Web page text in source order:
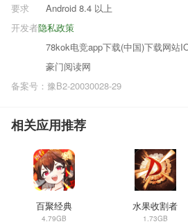
要求
Android 8.4 以上
隐私政策
开发者
78kok电竞app下载(中国)下载网站
豪门阅读网
备案号：豫B2-20030028-29
相关应用推荐
百聚经典
4.79GB
水果收割者
1.73GB